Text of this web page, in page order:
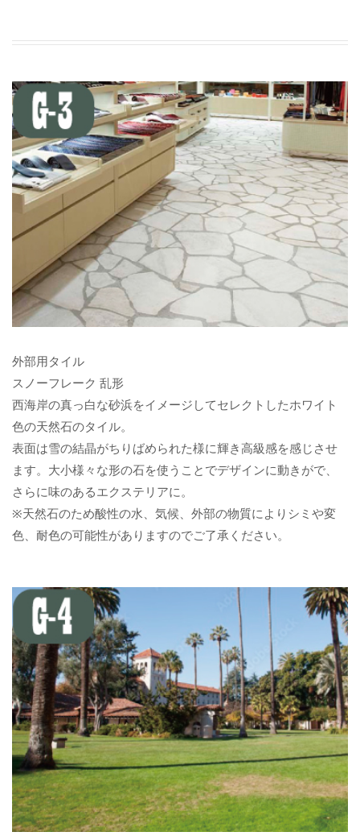
外部用タイル
スノーフレーク 乱形
西海岸の真っ白な砂浜をイメージしてセレクトしたホワイト
色の天然石のタイル。
表面は雪の結晶がちりばめられた様に輝き高級感を感じさせ
ます。大小様々な形の石を使うことでデザインに動きがで、
さらに味のあるエクステリアに。
※天然石のため酸性の水、気候、外部の物質によりシミや変
色、耐色の可能性がありますのでご了承ください。